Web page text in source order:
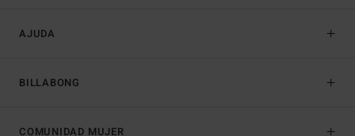
AJUDA
BILLABONG
COMUNIDAD MUJER